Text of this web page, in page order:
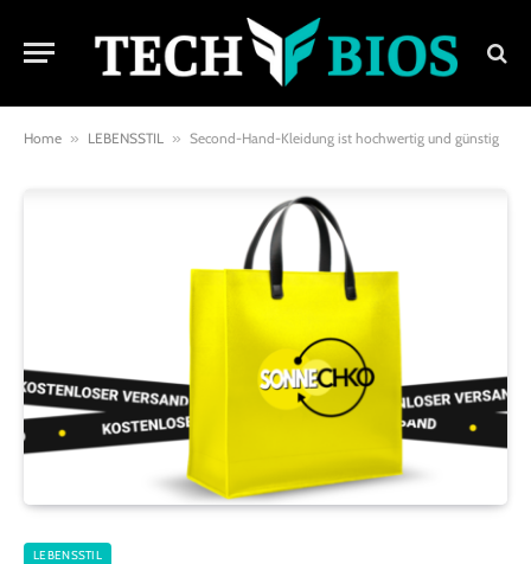
Home » LEBENSSTIL » Second-Hand-Kleidung ist hochwertig und günstig
LEBENSSTIL